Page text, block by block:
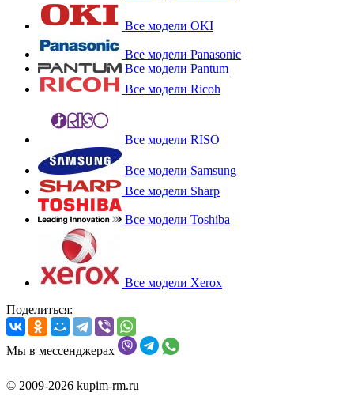
Все модели OKI
Все модели Panasonic
Все модели Pantum
Все модели Ricoh
Все модели RISO
Все модели Samsung
Все модели Sharp
Все модели Toshiba
Все модели Xerox
Поделиться:
Мы в мессенджерах
© 2009-2026 kupim-rm.ru